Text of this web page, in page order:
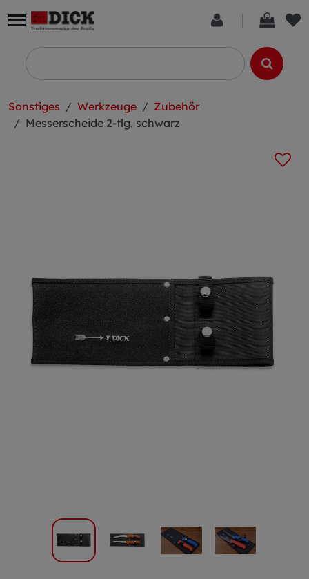
Sonstiges Werkzeuge
Zubehör
Messerscheide 2-tlg. schwarz